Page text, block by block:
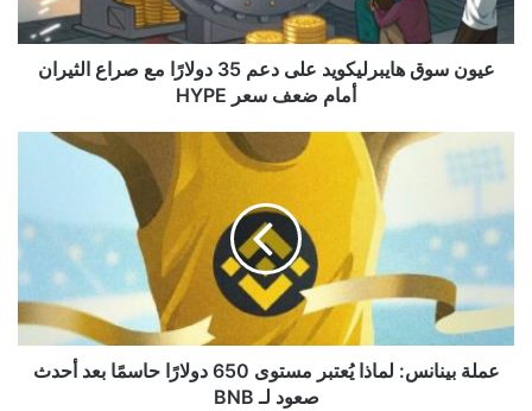
صراع
الثيران
عيون سوق هايبرليكويد على دعم 35 دولارًا مع صراع الثيران
أمام ضعف سعر HYPE
عملة
يُعتبر
مستوى
دولارًا
حاسمًا
بعد
أحدث
عملة بينانس: لماذا يُعتبر مستوى 650 دولارًا حاسمًا بعد أحدث
صعود لـ BNB